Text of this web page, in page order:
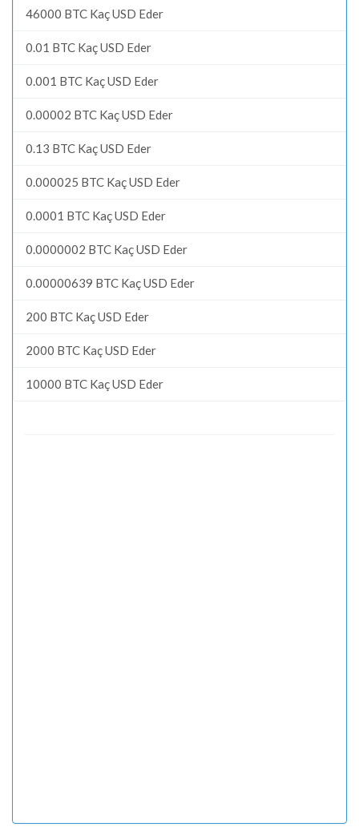
46000 BTC Kaç USD Eder
0.01 BTC Kaç USD Eder
0.001 BTC Kaç USD Eder
0.00002 BTC Kaç USD Eder
0.13 BTC Kaç USD Eder
0.000025 BTC Kaç USD Eder
0.0001 BTC Kaç USD Eder
0.0000002 BTC Kaç USD Eder
0.00000639 BTC Kaç USD Eder
200 BTC Kaç USD Eder
2000 BTC Kaç USD Eder
10000 BTC Kaç USD Eder